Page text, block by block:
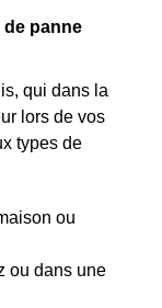
panne
qui dans la
lors de vos
types de
ou
ou dans une